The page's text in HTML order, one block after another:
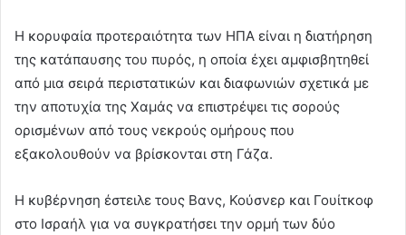
Η κορυφαία προτεραιότητα των ΗΠΑ είναι η διατήρηση
της κατάπαυσης του πυρός, η οποία έχει αμφισβητηθεί
από μια σειρά περιστατικών και διαφωνιών σχετικά με
την αποτυχία της Χαμάς να επιστρέψει τις σορούς
ορισμένων από τους νεκρούς ομήρους που
εξακολουθούν να βρίσκονται στη Γάζα.
Η κυβέρνηση έστειλε τους Βανς, Κούσνερ και Γουίτκοφ
στο Ισραήλ για να συγκρατήσει την ορμή των δύο